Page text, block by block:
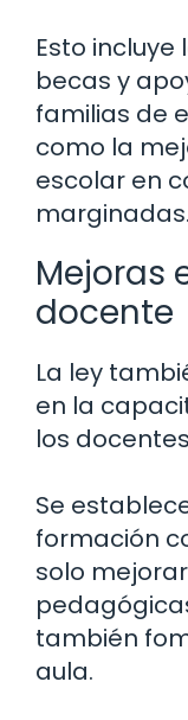
Esto
becas y
familias de
como la
escolar en
marginadas.
Mejoras
docente
La ley
en la
los
Se
formación
solo
también
aula.